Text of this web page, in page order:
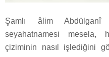
Şamlı âlim Abdülganî
seyahatnamesi mesela,
çiziminin nasıl işlediğini